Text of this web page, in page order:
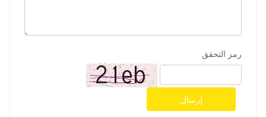
رمز التحقق
إرسال